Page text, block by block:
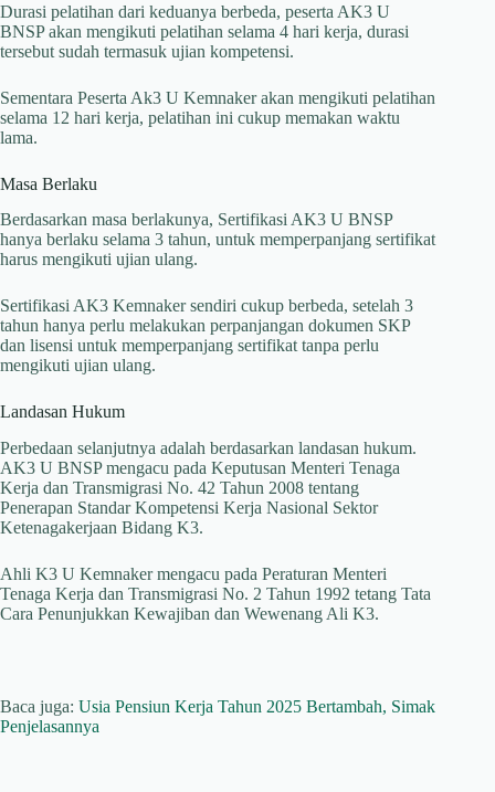
Durasi pelatihan dari keduanya berbeda, peserta AK3 U
BNSP akan mengikuti pelatihan selama 4 hari kerja, durasi
tersebut sudah termasuk ujian kompetensi.
Sementara Peserta Ak3 U Kemnaker akan mengikuti pelatihan
selama 12 hari kerja, pelatihan ini cukup memakan waktu
lama.
Masa Berlaku
Berdasarkan masa berlakunya, Sertifikasi AK3 U BNSP
hanya berlaku selama 3 tahun, untuk memperpanjang sertifikat
harus mengikuti ujian ulang.
Sertifikasi AK3 Kemnaker sendiri cukup berbeda, setelah 3
tahun hanya perlu melakukan perpanjangan dokumen SKP
dan lisensi untuk memperpanjang sertifikat tanpa perlu
mengikuti ujian ulang.
Landasan Hukum
Perbedaan selanjutnya adalah berdasarkan landasan hukum.
AK3 U BNSP mengacu pada Keputusan Menteri Tenaga
Kerja dan Transmigrasi No. 42 Tahun 2008 tentang
Penerapan Standar Kompetensi Kerja Nasional Sektor
Ketenagakerjaan Bidang K3.
Ahli K3 U Kemnaker mengacu pada Peraturan Menteri
Tenaga Kerja dan Transmigrasi No. 2 Tahun 1992 tetang Tata
Cara Penunjukkan Kewajiban dan Wewenang Ali K3.
Baca juga: Usia Pensiun Kerja Tahun 2025 Bertambah, Simak
Penjelasannya